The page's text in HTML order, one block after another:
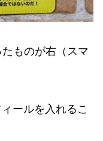
ものが右（スマ
ールを入れるこ